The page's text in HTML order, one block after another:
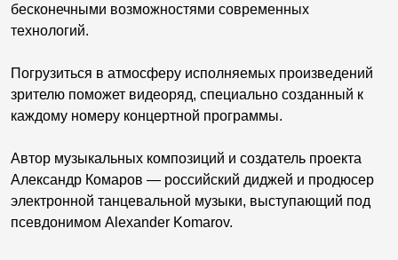
бесконечными возможностями современных
технологий.
Погрузиться в атмосферу исполняемых произведений
зрителю поможет видеоряд, специально созданный к
каждому номеру концертной программы.
Автор музыкальных композиций и создатель проекта
Александр Комаров — российский диджей и продюсер
электронной танцевальной музыки, выступающий под
псевдонимом Alexander Komarov.